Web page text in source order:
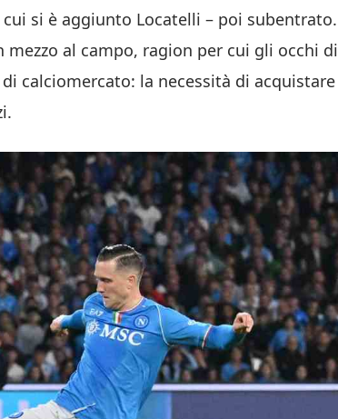
si è aggiunto Locatelli – poi subentrato.
al campo, ragion per cui gli occhi di
calciomercato: la necessità di acquistare